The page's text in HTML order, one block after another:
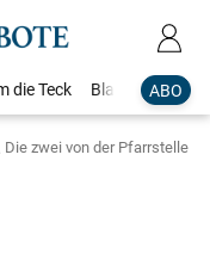
ABO
die Teck Blaulicht
Die zwei von der Pfarrstelle